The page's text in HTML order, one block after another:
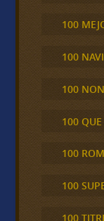
100
100
100
100
100
100
100